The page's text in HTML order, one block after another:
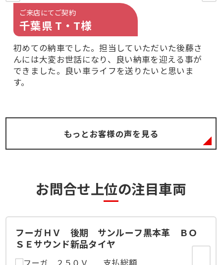
ご来店にてご契約
千葉県 T・T様
初めての納車でした。担当していただいた後藤さ
んには大変お世話になり、良い納車を迎える事が
できました。良い車ライフを送りたいと思いま
す。
もっとお客様の声を見る
お問合せ上位の注目車両
フーガＨＶ 後期 サンルーフ黒本革 ＢＯ
ＳＥサウンド新品タイヤ
支払総額